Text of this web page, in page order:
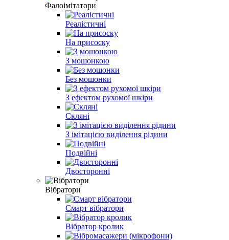
Фалоімітатори
Реалістичні
На присоску
З мошонкою
Без мошонки
З ефектом рухомої шкіри
Скляні
З імітацією виділення рідини
Подвійні
Двосторонні
Вібратори
Смарт вібратори
Вібратор кролик